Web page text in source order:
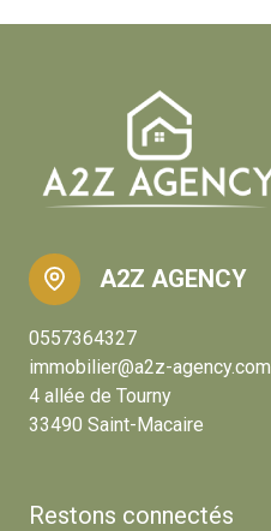
A2Z AGENCY
0557364327
immobilier@a2z-agency.com
4 allée de Tourny
33490 Saint-Macaire
Restons connectés